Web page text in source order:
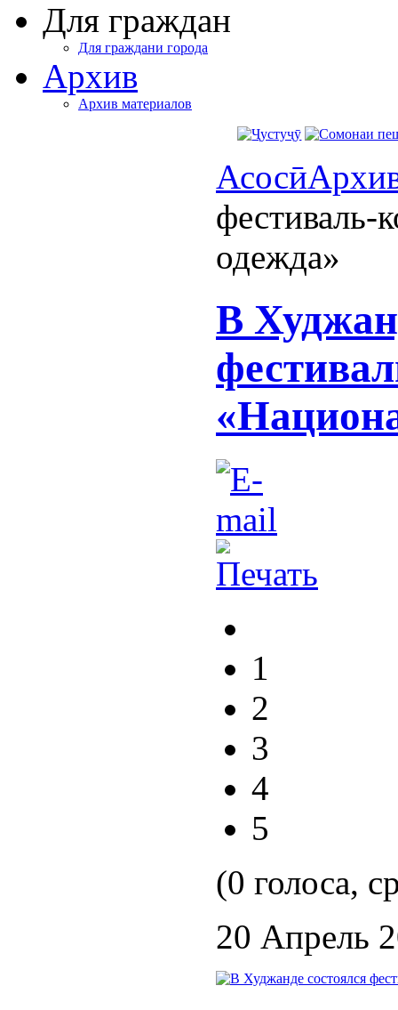
Для граждан
Для граждани города
Архив
Архив материалов
Асосӣ
фестиваль-
одежда»
В
1
2
3
4
5
(0 голоса,
20 Апрель